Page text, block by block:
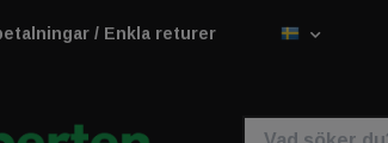
/ Enkla returer